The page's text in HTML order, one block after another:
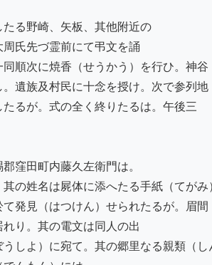
る野崎、矢板、其他附近の
氏先づ霊前にて弔文を誦
順次に焼香（せうかう）を行ひ。神谷
遺族及村民に十念を授け。次で参列地
るが。式の全く終りたるは。午後三
窪田町内藤久左衛門は。
の姓名は屍体に添へたる手紙（てがみ
発見（はつけん）せられたるが。眉間
り。其の電文は同人の出
しよ）に宛て。其の郷里なる親類（し